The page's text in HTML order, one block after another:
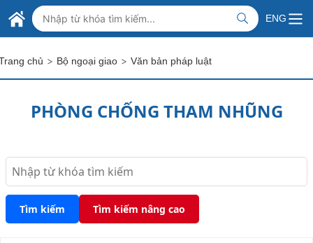
Skip to Main Content
BỘ NGOẠI GIAO VIỆT NAM
MINISTRY OF FOREIGN AFFAIRS
ENG
chủ > Bộ ngoại giao > Văn bản pháp luật
PHÒNG CHỐNG THAM NHŨNG
Tìm kiếm Tìm kiếm nâng cao